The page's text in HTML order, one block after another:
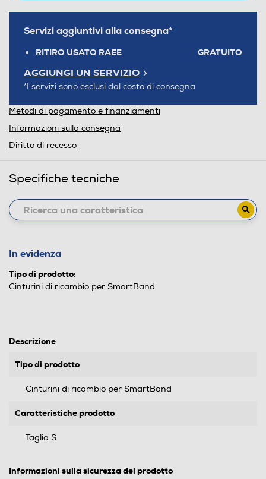
Servizi aggiuntivi alla consegna*
RITIRO USATO RAEE GRATUITO
AGGIUNGI UN SERVIZIO
*I servizi sono esclusi dal costo di consegna
Metodi di pagamento e finanziamenti
Informazioni sulla consegna
Diritto di recesso
Specifiche tecniche
In evidenza
Tipo di prodotto:
Cinturini di ricambio per SmartBand
Descrizione
Tipo di prodotto
Cinturini di ricambio per SmartBand
Caratteristiche prodotto
Taglia S
Informazioni sulla sicurezza del prodotto